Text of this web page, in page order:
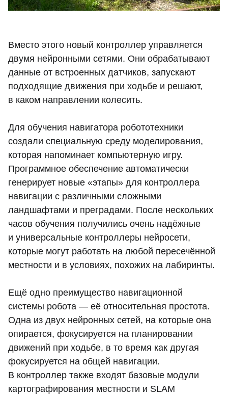
Вместо этого новый контроллер управляется
двумя нейронными сетями. Они обрабатывают
данные от встроенных датчиков, запускают
подходящие движения при ходьбе и решают,
в каком направлении колесить.
Для обучения навигатора робототехники
создали специальную среду моделирования,
которая напоминает компьютерную игру.
Программное обеспечение автоматически
генерирует новые «этапы» для контроллера
навигации с различными сложными
ландшафтами и преградами. После нескольких
часов обучения получились очень надёжные
и универсальные контроллеры нейросети,
которые могут работать на любой пересечённой
местности и в условиях, похожих на лабиринты.
Ещё одно преимущество навигационной
системы робота — её относительная простота.
Одна из двух нейронных сетей, на которые она
опирается, фокусируется на планировании
движений при ходьбе, в то время как другая
фокусируется на общей навигации.
В контроллер также входят базовые модули
картографирования местности и SLAM